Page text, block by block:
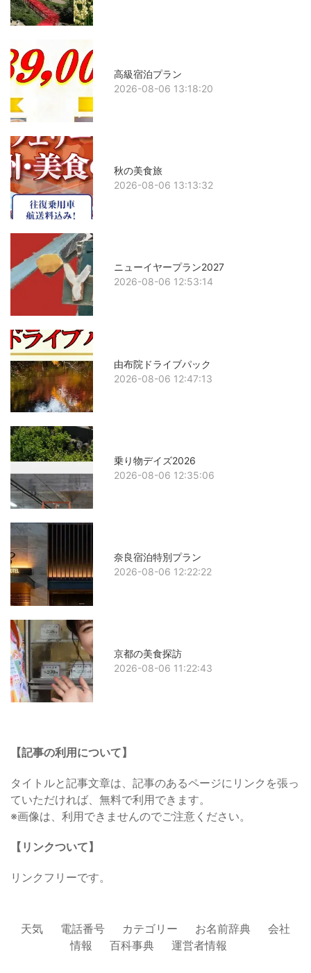
高級宿泊プラン
2026-08-06 13:18:20
秋の美食旅
2026-08-06 13:13:32
ニューイヤープラン2027
2026-08-06 12:53:14
由布院ドライブパック
2026-08-06 12:47:13
乗り物デイズ2026
2026-08-06 12:35:06
奈良宿泊特別プラン
2026-08-06 12:22:22
京都の美食探訪
2026-08-06 11:22:43
【記事の利用について】
タイトルと記事文章は、記事のあるページにリンクを張っ
ていただければ、無料で利用できます。
※画像は、利用できませんのでご注意ください。
【リンクついて】
リンクフリーです。
天気 電話番号 カテゴリー お名前辞典
会社
情報
百科事典 運営者情報